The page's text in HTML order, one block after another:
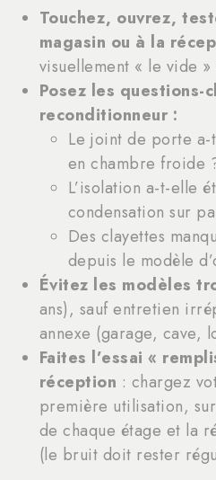
Touchez, ouvrez,
magasin ou à la
visuellement « le vide
Posez les questions-
reconditionneur :
Le joint de porte a-
en chambre froide
L’isolation a-t-elle
condensation sur
Des clayettes
depuis le modèle
Évitez les modèles
ans), sauf entretien
annexe (garage, cave,
Faites l’essai «
réception : chargez
première utilisation,
de chaque étage et la
(le bruit doit rester